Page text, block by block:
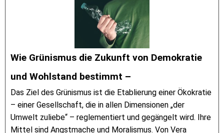
Wie Grünismus die Zukunft von Demokratie
und Wohlstand bestimmt –
Das Ziel des Grünismus ist die Etablierung einer Ökokratie
– einer Gesellschaft, die in allen Dimensionen „der
Umwelt zuliebe“ – reglementiert und gegängelt wird. Ihre
Mittel sind Angstmache und Moralismus. Von Vera